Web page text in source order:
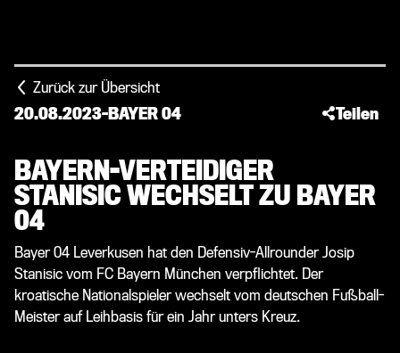
Zurück zur Übersicht
20.08.2023-BAYER 04 Teilen
BAYERN-VERTEIDIGER
STANISIC WECHSELT ZU BAYER
04
Bayer 04 Leverkusen hat den Defensiv-Allrounder Josip
Stanisic vom FC Bayern München verpflichtet. Der
kroatische Nationalspieler wechselt vom deutschen Fußball-
Meister auf Leihbasis für ein Jahr unters Kreuz.